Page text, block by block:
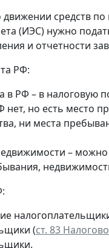
средств
(ИЭС) нужно
и отчетности
РФ:
в РФ – в налоговую
нет, но есть место
ни места
–
(ст. 83